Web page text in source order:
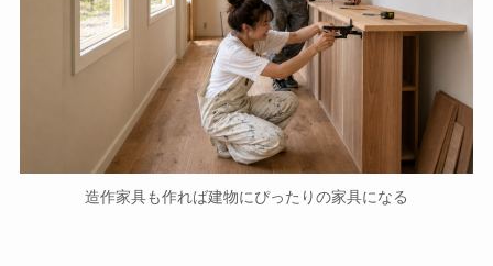
造作家具も作れば建物にぴったりの家具になる